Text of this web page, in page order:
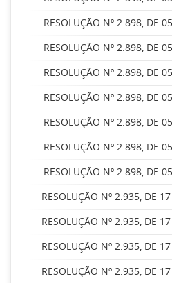
RESOLUÇÃO Nº 2.898, DE
RESOLUÇÃO Nº 2.898, DE
RESOLUÇÃO Nº 2.898, DE
RESOLUÇÃO Nº 2.898, DE
RESOLUÇÃO Nº 2.898, DE
RESOLUÇÃO Nº 2.898, DE
RESOLUÇÃO Nº 2.898, DE
RESOLUÇÃO Nº 2.935, DE
RESOLUÇÃO Nº 2.935, DE
RESOLUÇÃO Nº 2.935, DE
RESOLUÇÃO Nº 2.935, DE